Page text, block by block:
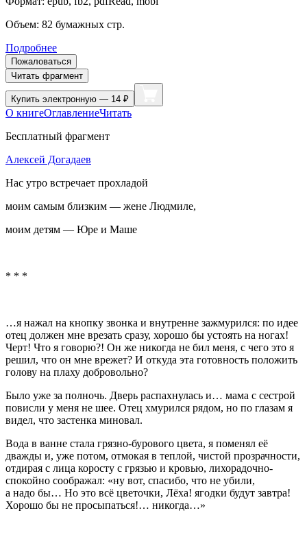
Объем: 82 бумажных стр.
Подробнее
Пожаловаться
Читать фрагмент
Купить электронную — 14 ₽
О книгеОглавлениеЧитать
Бесплатный фрагмент
Алексей Догадаев
Нас утро встречает прохладой
моим самым близким — жене Людмиле,
моим детям — Юре и Маше
* * *
…я нажал на кнопку звонка и внутренне зажмурился: по идее
отец должен мне врезать сразу, хорошо бы устоять на ногах!
Черт! Что я говорю?! Он же никогда не бил меня, с чего это я
решил, что он мне врежет? И откуда эта готовность положить
голову на плаху добровольно?
Было уже за полночь. Дверь распахнулась и… мама с сестрой
повисли у меня не шее. Отец хмурился рядом, но по глазам я
видел, что застенка миновал.
Вода в ванне стала грязно-бурового цвета, я поменял её
дважды и, уже потом, отмокая в теплой, чистой прозрачности,
отдирая с лица коросту с грязью и кровью, лихорадочно-
спокойно соображал: «ну вот, спасибо, что не убили,
а надо бы… Но это всё цветочки, Лёха! ягодки будут завтра!
Хорошо бы не просыпаться!… никогда…»